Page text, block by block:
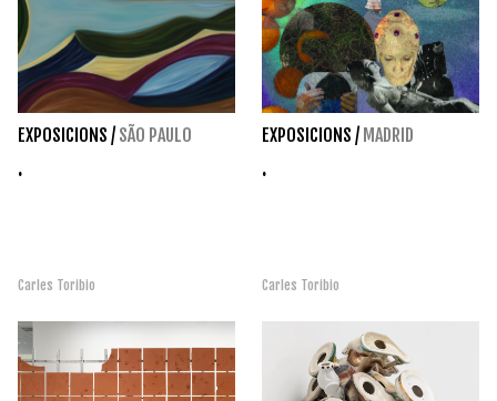
EXPOSICIONS / SÃO PAULO
.
Carles Toribio
EXPOSICIONS / MADRID
.
Carles Toribio